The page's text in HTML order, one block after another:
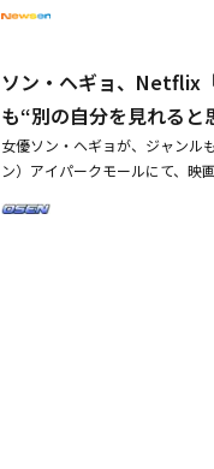
を救おうとする彼らの関係に対
にいる2人の修女の姿で、様々
女たち」は、差別化された設定
月24日に公開される。
ュン、キム・ギョンナム、キ
ングォン、キム・アヨンらが登
「2024 SBS演技大賞」レッド
技大賞」大賞候補6人を公開
ソン・ヘギョ、Netflix
も“別の自分を見れると
女優ソン・ヘギョが、ジャンル
ン）アイパークモールにて、映
などが出席し、作品について語
い身分の修女たちが、禁じら
れる演技とスタッフの努力が
しい」とし、「キャスティン